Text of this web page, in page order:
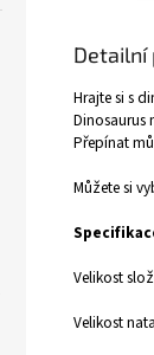
Detailní
Hrajte si s
Dinosaurus
Přepínat
Můžete si
Velikost
Velikost